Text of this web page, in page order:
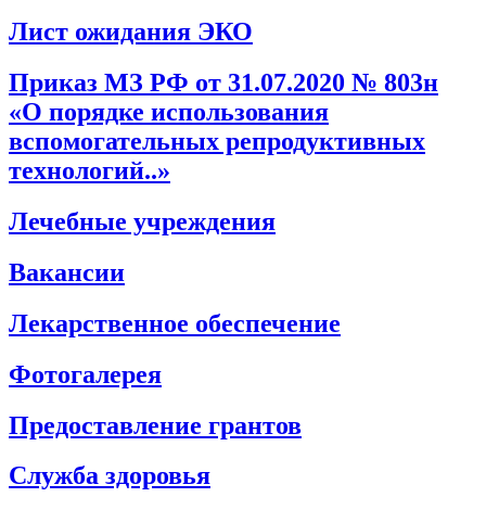
Лист ожидания ЭКО
Приказ МЗ РФ от 31.07.2020 № 803н
«О порядке использования
вспомогательных репродуктивных
технологий..»
Лечебные учреждения
Вакансии
Лекарственное обеспечение
Фотогалерея
Предоставление грантов
Служба здоровья